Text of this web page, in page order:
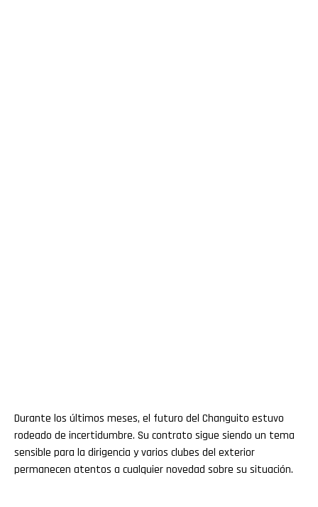
Durante los últimos meses, el futuro del Changuito estuvo
rodeado de incertidumbre. Su contrato sigue siendo un tema
sensible para la dirigencia y varios clubes del exterior
permanecen atentos a cualquier novedad sobre su situación.